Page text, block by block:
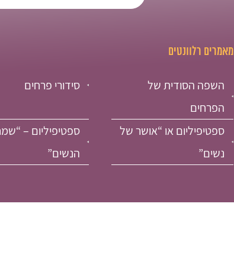
מאמרים רלוונטים
השפה הסודית של
הפרחים
סידורי פרחים
ספטיפיליום או “אושר של
נשים”
ספטיפיליום –
הנשים”